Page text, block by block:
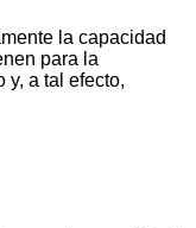
la capacidad
para la
y, a tal efecto,